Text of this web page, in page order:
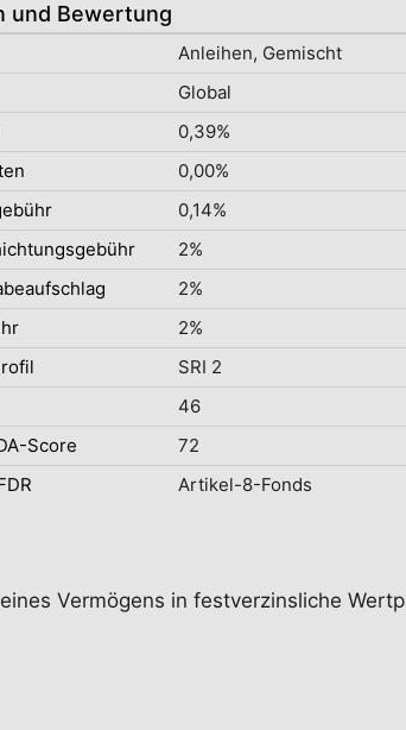
und Bewertung
Anleihen, Gemischt
Global
0,39%
0,00%
0,14%
2%
2%
2%
SRI 2
46
Score
72
Artikel-8-Fonds
Vermögens in festverzinsliche